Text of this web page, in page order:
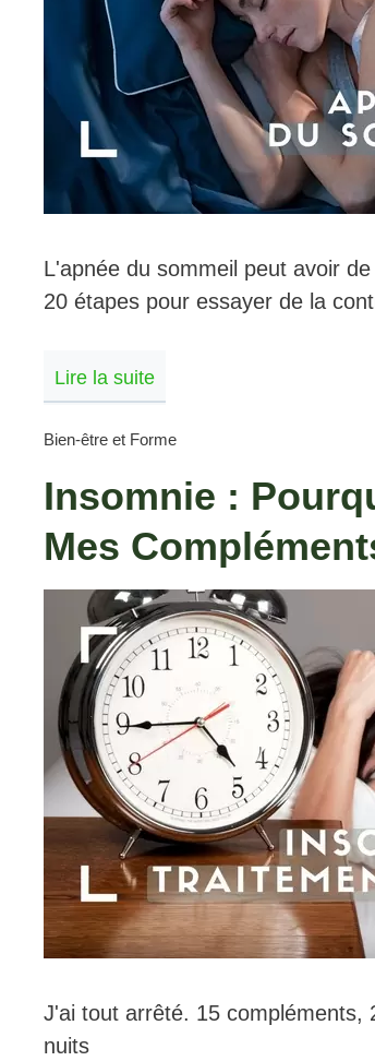
L'apnée du sommeil peut avoir
20 étapes pour essayer de la
Lire la suite
Bien-être et Forme
Insomnie :
Mes
J'ai tout arrêté. 15 compléments,
nuits